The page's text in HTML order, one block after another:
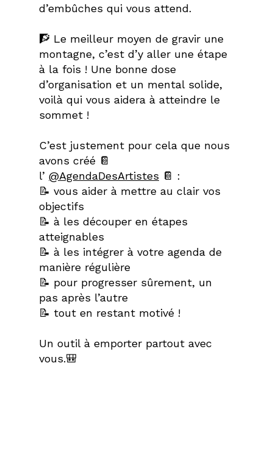
d’embûches qui vous attend.⁣⁣
🧗 Le meilleur moyen de gravir une
montagne, c’est d’y aller une étape
à la fois ! Une bonne dose
d’organisation et un mental solide,
voilà qui vous aidera à atteindre le
sommet !⁣⁣
C’est justement pour cela que nous
avons créé 📔
l’ @AgendaDesArtistes 📔 :⁣⁣
📝 vous aider à mettre au clair vos
objectifs⁣⁣
📝 à les découper en étapes
atteignables⁣⁣
📝 à les intégrer à votre agenda de
manière régulière⁣⁣
📝 pour progresser sûrement, un
pas après l’autre⁣⁣
📝 tout en restant motivé !⁣⁣
Un outil à emporter partout avec
vous.🎒